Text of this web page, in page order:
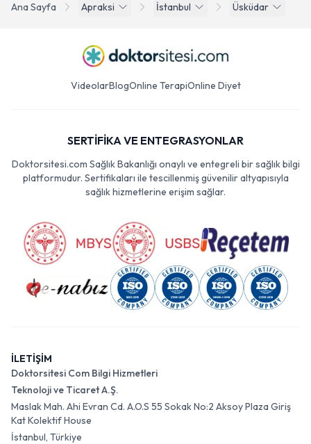
Ana Sayfa Apraksi İstanbul Üsküdar
VideolarBlogOnline TerapiOnline Diyet
SERTİFİKA VE ENTEGRASYONLAR
Doktorsitesi.com Sağlık Bakanlığı onaylı ve entegreli bir sağlık bilgi
platformudur. Sertifikaları ile tescillenmiş güvenilir altyapısıyla
sağlık hizmetlerine erişim sağlar.
İLETİŞİM
Doktorsitesi Com Bilgi Hizmetleri
Teknoloji ve Ticaret A.Ş.
Maslak Mah. Ahi Evran Cd. A.O.S 55 Sokak No:2 Aksoy Plaza Giriş
Kat Kolektif House
İstanbul, Türkiye